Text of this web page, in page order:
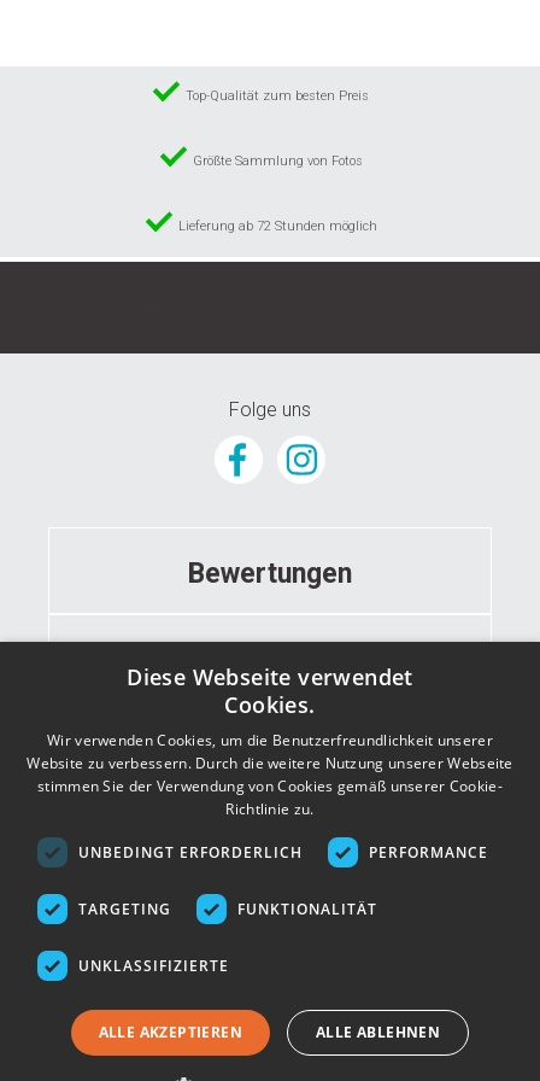
Top-Qualität zum besten Preis
Größte Sammlung von Fotos
Lieferung ab 72 Stunden möglich
Folge uns
Bewertungen
Informationen
Kontakt
Diese Webseite verwendet
Cookies.
Wir verwenden Cookies, um die Benutzerfreundlichkeit unserer
Website zu verbessern. Durch die weitere Nutzung unserer Webseite
stimmen Sie der Verwendung von Cookies gemäß unserer Cookie-
Richtlinie zu.
UNBEDINGT ERFORDERLICH PERFORMANCE
TARGETING FUNKTIONALITÄT
UNKLASSIFIZIERTE
ALLE AKZEPTIEREN ALLE ABLEHNEN